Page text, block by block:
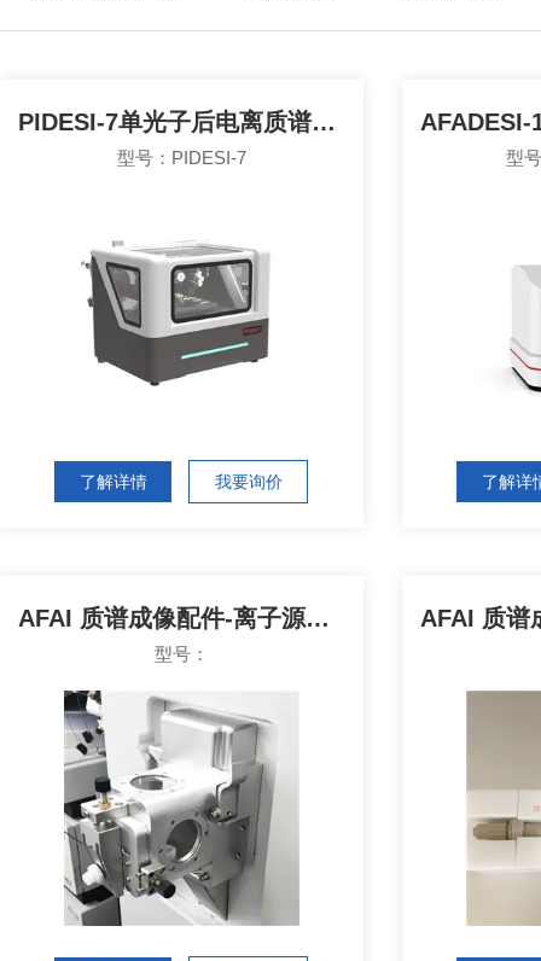
PIDESI-7单光子后电离质谱成像系统
型号：PIDESI-7
了解详情 我要询价
型
了解详
AFAI 质谱成像配件-离子源接口
型号：